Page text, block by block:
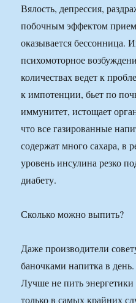
Вялость, депрессия,
побочным эффектом
оказывается бессонница.
психомоторное
количествах ведет к
к импотенции, бьет по
иммунитет, истощает
что все газированные
содержат много сахара, в
уровень инсулина резко
диабету.
Сколько можно выпить?
Даже производители
баночками напитка в
Лучше не пить
только в самых крайних